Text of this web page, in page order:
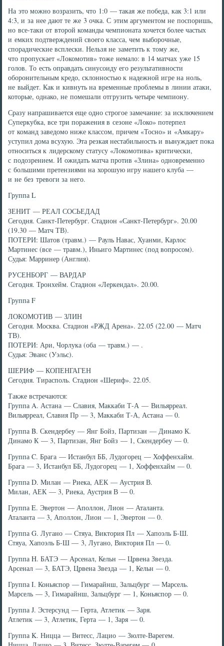
На это можно возразить, что 1:0 — такая же победа, как 3:1 или
4:3, и за нее дают те же 3 очка. С этим аргументом не поспоришь,
но все-таки от второй команды чемпионата хочется более частых
и емких подтверждений своего класса, чем выборочные,
спорадические всплески. Нельзя не заметить к тому же,
что пропускает «Локомотив» тоже немало: в 14 матчах уже 15
голов. То есть оправдать синусоиду его результативности
оборонительным кредо, склонностью к надежной игре на ноль,
не выйдет. Как и кивнуть на временные проблемы в линии атаки,
которые, однако, не помешали отгрузить четыре чемпиону.
Сразу напрашивается еще одно строгое замечание: за исключением
Суперкубка, все три поражения в сезоне «Локо» потерпел
от команд заведомо ниже классом, причем «Тосно» и «Амкару»
уступил дома всухую. Эта резкая нестабильность и вынуждает пока
относиться к лидерскому статусу «Локомотива» критически,
с подозрением. И ожидать матча против «Злина» одновременно
с большими претензиями на хорошую игру нашего клуба —
и не без тревоги за него.
Группа L
ЗЕНИТ — РЕАЛ СОСЬЕДАД
Сегодня. Санкт-Петербург. Стадион «Санкт-Петербург». 20.00
(19.30 — Матч ТВ).
ПОТЕРИ: Шатов (травм.) — Рауль Навас, Хуанми, Карлос
Мартинес (все — травм.), Иньиго Мартинес (под вопросом).
Судья: Марринер (Англия).
РУСЕНБОРГ — ВАРДАР
Сегодня. Тронхейм. Стадион «Леркендал». 20.00.
Группа F
ЛОКОМОТИВ — ЗЛИН
Сегодня. Москва. Стадион «РЖД Арена». 22.05 (22.00 — Матч
ТВ).
ПОТЕРИ: Ари, Чорлука (оба — травм.) — .
Судья: Эванс (Уэльс).
ШЕРИФ — КОПЕНГАГЕН
Сегодня. Тирасполь. Стадион «Шериф». 22.05.
Также встречаются:
Группа A. Астана — Славия, Маккаби Т-А — Вильярреал.
Вильярреал, Славия Пр — 3, Маккаби Т-А, Астана — 0.
Группа B. Скендербеу — Янг Бойз, Партизан — Динамо К.
Динамо К — 3, Партизан, Янг Бойз — 1, Скендербеу — 0.
Группа C. Брага — Истанбул ББ, Лудогорец — Хоффенхайм.
Брага — 3, Истанбул ББ, Лудогорец — 1, Хоффенхайм — 0.
Группа D. Милан — Риека, АЕК — Аустрия В.
Милан, АЕК — 3, Риека, Аустрия В — 0.
Группа E. Эвертон — Аполлон, Лион — Аталанта.
Аталанта — 3, Аполлон, Лион — 1, Эвертон — 0.
Группа G. Лугано — Стяуа, Виктория Пл — Хапоэль Б-Ш.
Стяуа, Хапоэль Б-Ш — 3, Лугано, Виктория Пл — 0.
Группа H. БАТЭ — Арсенал, Кельн — Црвена Звезда.
Арсенал — 3, БАТЭ, Црвена Звезда — 1, Кельн — 0.
Группа I. Коньяспор — Гимарайнш, Зальцбург — Марсель.
Марсель — 3, Гимарайнш, Зальцбург — 1, Коньяспор — 0.
Группа J. Эстерсунд — Герта, Атлетик — Заря.
Атлетик — 3, Атлетик, Герта — 1, Заря — 0.
Группа K. Ницца — Витесс, Лацио — Зюлте-Варегем.